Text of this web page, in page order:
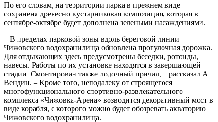
По его словам, на территории парка в прежнем виде
сохранена древесно-кустарниковая композиция, которая в
сентябре-октябре будет дополнена зелеными насаждениями.
– В пределах парковой зоны вдоль береговой линии
Чижовского водохранилища обновлена прогулочная дорожка.
Для отдыхающих здесь предусмотрены беседки, ротонды,
навесы. Работы по их установке находятся в завершающей
стадии. Смонтирован также лодочный причал, – рассказал А.
Вендин. – Кроме того, неподалеку от строящегося
многофункционального спортивно-развлекательного
комплекса «Чижовка-Арена» возводится декоративный мост в
виде корабля, с которого можно будет обозревать акваторию
Чижовского водохранилища.